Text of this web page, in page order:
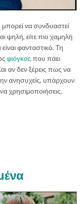
να συνδυαστεί
ψηλή, είτε πιο χαμηλή
φανταστικό. Τη
φιόγκος που πάει
αν δεν ξέρεις πως να
ανησυχείς, υπάρχουν
χρησιμοποιήσεις.